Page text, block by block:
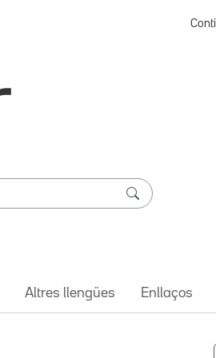
Altres llengües Enllaços